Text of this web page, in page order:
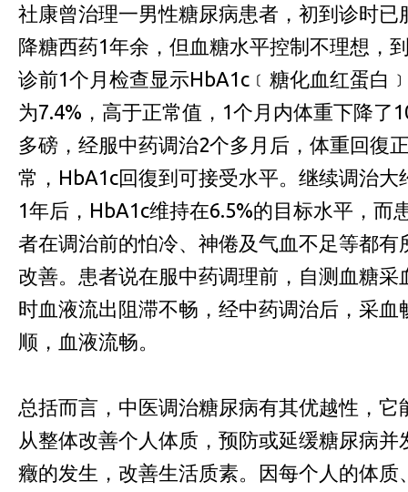
社康曾治理一男性糖尿病患者，初到诊时已
降糖西药1年余，但血糖水平控制不理想，
诊前1个月检查显示HbA1c﹝糖化血红蛋白
为7.4%，高于正常值，1个月内体重下降了
多磅，经服中药调治2个多月后，体重回復
常，HbA1c回復到可接受水平。继续调治大
1年后，HbA1c维持在6.5%的目标水平，而
者在调治前的怕冷、神倦及气血不足等都有
改善。患者说在服中药调理前，自测血糖采
时血液流出阻滞不畅，经中药调治后，采血
顺，血液流畅。
总括而言，中医调治糖尿病有其优越性，它
从整体改善个人体质，预防或延缓糖尿病并
癥的发生，改善生活质素。因每个人的体质